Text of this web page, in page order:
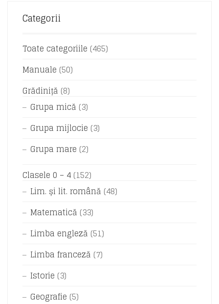
Categorii
Toate categoriile (465)
Manuale (50)
Grădiniță (8)
Grupa mică (3)
Grupa mijlocie (3)
Grupa mare (2)
Clasele 0 – 4 (152)
Lim. și lit. română (48)
Matematică (33)
Limba engleză (51)
Limba franceză (7)
Istorie (3)
Geografie (5)